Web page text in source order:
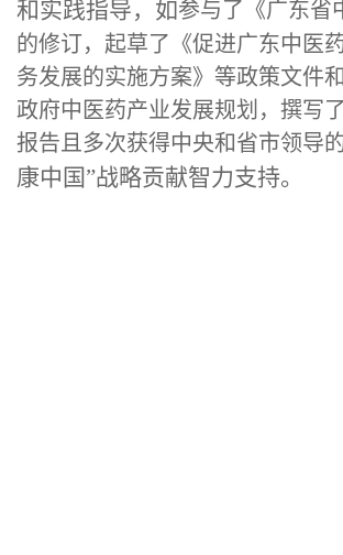
和实践指导，如参与了《广东省
的修订，起草了《促进广东中医
务发展的实施方案》等政策文件
政府中医药产业发展规划，撰写
报告且多次获得中央和省市领导的
康中国”战略贡献智力支持。